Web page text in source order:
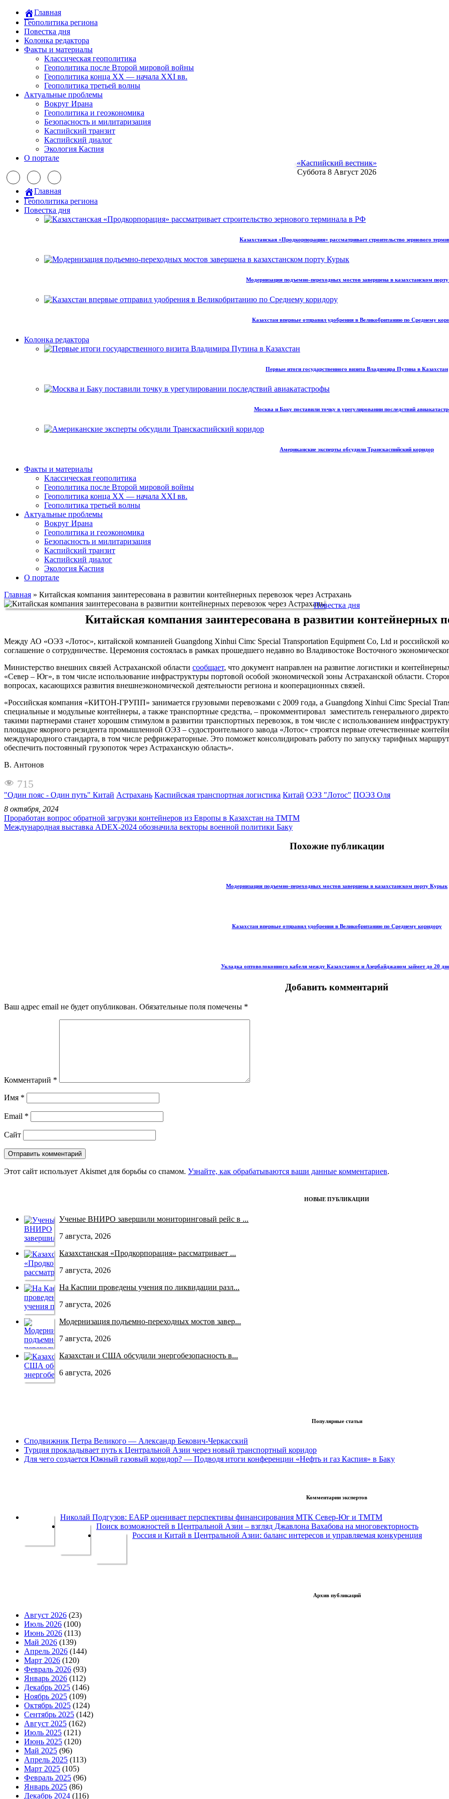
Главная
Геополитика региона
Повестка дня
Колонка редактора
Факты и материалы
Классическая геополитика
Геополитика после Второй мировой войны
Геополитика конца XX — начала XXI вв.
Геополитика третьей волны
Актуальные проблемы
Вокруг Ирана
Геополитика и геоэкономика
Безопасность и милитаризация
Каспийский транзит
Каспийский диалог
Экология Каспия
О портале
«Каспийский вестник»
Суббота 8 Август 2026
Главная
Геополитика региона
Повестка дня
Казахстанская «Продкорпорация» рассматривает строительство зернового
Модернизация подъемно-переходных мостов завершена в казахстанском
Казахстан впервые отправил удобрения в Великобританию по Среднему
Колонка редактора
Первые итоги государственного визита Владимира Путина в Казахстан
Москва и Баку поставили точку в урегулировании последствий
Американские эксперты обсудили Транскаспийский коридор
Факты и материалы
Классическая геополитика
Геополитика после Второй мировой войны
Геополитика конца XX — начала XXI вв.
Геополитика третьей волны
Актуальные проблемы
Вокруг Ирана
Геополитика и геоэкономика
Безопасность и милитаризация
Каспийский транзит
Каспийский диалог
Экология Каспия
О портале
Главная » Китайская компания заинтересована в развитии контейнерных перевозок через Астрахань
Повестка дня
Китайская компания заинтересована в развитии контейнерных
Между АО «ОЭЗ «Лотос», китайской компанией Guangdong Xinhui Cimc Special Transportation Equipment Co, Ltd и
соглашение о сотрудничестве. Церемония состоялась в рамках прошедшего недавно во Владивостоке Восточного
Министерство внешних связей Астраханской области сообщает, что документ направлен на развитие логистики и
«Север – Юг», в том числе использование инфраструктуры портовой особой экономической зоны Астраханской области.
вопросах, касающихся развития внешнеэкономической деятельности региона и кооперационных связей.
«Российская компания «КИТОН-ГРУПП» занимается грузовыми перевозками с 2009 года, а Guangdong Xinhui Cimc Special
специальные и модульные контейнеры, а также транспортные средства, – прокомментировал заместитель генерального
такими партнерами станет хорошим стимулом в развитии транспортных перевозок, в том числе с использованием
площадке якорного резидента промышленной ОЭЗ – судостроительного завода «Лотос» строятся первые отечественные
международного стандарта, в том числе рефрижераторные. Это поможет консолидировать работу по запуску тарифных
обеспечить постоянный грузопоток через Астраханскую область».
В. Антонов
715
"Один пояс - Один путь" Китай Астрахань Каспийская транспортная логистика Китай ОЭЗ "Лотос" ПОЭЗ Оля
8 октября, 2024
Проработан вопрос обратной загрузки контейнеров из Европы в Казахстан на ТМТМ
Международная выставка ADEX-2024 обозначила векторы военной политики Баку
Похожие публикации
Модернизация подъемно-переходных мостов завершена в казахстанском порту Курык
Казахстан впервые отправил удобрения в Великобританию по Среднему коридору
Укладка оптоволоконного кабеля между Казахстаном и Азербайджаном займет до 20
Добавить комментарий
Ваш адрес email не будет опубликован. Обязательные поля помечены *
Комментарий *
Имя *
Email *
Сайт
Этот сайт использует Akismet для борьбы со спамом. Узнайте, как обрабатываются ваши данные комментариев.
НОВЫЕ ПУБЛИКАЦИИ
Ученые ВНИРО завершили мониторинговый рейс в ...
7 августа, 2026
Казахстанская «Продкорпорация» рассматривает ...
7 августа, 2026
На Каспии проведены учения по ликвидации разл...
7 августа, 2026
Модернизация подъемно-переходных мостов завер...
7 августа, 2026
Казахстан и США обсудили энергобезопасность в...
6 августа, 2026
Популярные статьи
Сподвижник Петра Великого — Александр Бекович-Черкасский
Турция прокладывает путь к Центральной Азии через новый транспортный коридор
Для чего создается Южный газовый коридор? — Подводя итоги конференции «Нефть и газ Каспия» в Баку
Комментарии экспертов
Николай Подгузов: ЕАБР оценивает перспективы финансирования МТК Север-Юг и ТМТМ
Поиск возможностей в Центральной Азии – взгляд Джавлона Вахабова на многовекторность
Россия и Китай в Центральной Азии: баланс интересов и управляемая конкуренция
Архив публикаций
Август 2026 (23)
Июль 2026 (100)
Июнь 2026 (113)
Май 2026 (139)
Апрель 2026 (144)
Март 2026 (120)
Февраль 2026 (93)
Январь 2026 (112)
Декабрь 2025 (146)
Ноябрь 2025 (109)
Октябрь 2025 (124)
Сентябрь 2025 (142)
Август 2025 (162)
Июль 2025 (121)
Июнь 2025 (120)
Май 2025 (96)
Апрель 2025 (113)
Март 2025 (105)
Февраль 2025 (96)
Январь 2025 (86)
Декабрь 2024 (116)